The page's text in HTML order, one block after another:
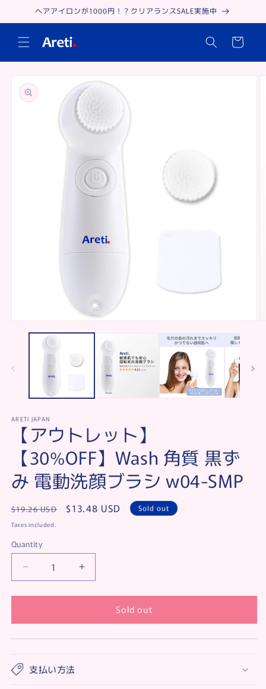
Skip to
content
ヘアアイロンが1000円！？クリアランスSALE実施中
Cart
product
information
media
ARETI JAPAN
【アウトレット】
【30%OFF】Wash 角質 黒ず
み 電動洗顔ブラシ w04-SMP
Regular
price
$19.26 USD
Sale
$13.48 USD Sold out
Taxes included.
Quantity
Decrease
quantity
for
ウ
ト
ッ
Increase
quantity
for
ウ
ト
Sold out
支払い方法